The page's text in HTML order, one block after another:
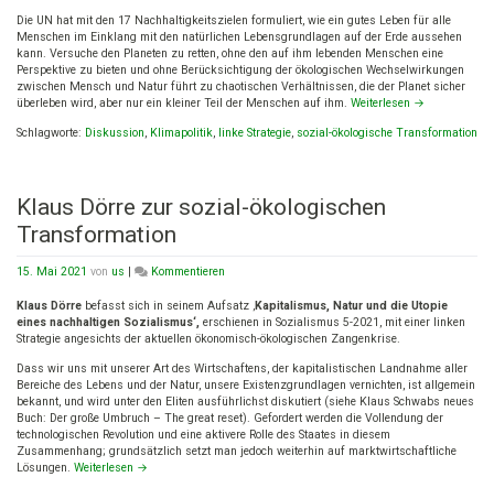
Die UN hat mit den 17 Nachhaltigkeitszielen formuliert, wie ein gutes Leben für alle
Menschen im Einklang mit den natürlichen Lebensgrundlagen auf der Erde aussehen
kann. Versuche den Planeten zu retten, ohne den auf ihm lebenden Menschen eine
Perspektive zu bieten und ohne Berücksichtigung der ökologischen Wechselwirkungen
zwischen Mensch und Natur führt zu chaotischen Verhältnissen, die der Planet sicher
überleben wird, aber nur ein kleiner Teil der Menschen auf ihm. Weiterlesen →
Schlagworte: Diskussion, Klimapolitik, linke Strategie, sozial-ökologische Transformation
Klaus Dörre zur sozial-ökologischen
Transformation
15. Mai 2021 von us Kommentieren
Dörre
zur
sozial-
Transformation
Klaus Dörre befasst sich in seinem Aufsatz ‚Kapitalismus, Natur und die Utopie
eines nachhaltigen Sozialismus‘, erschienen in Sozialismus 5-2021, mit einer linken
Strategie angesichts der aktuellen ökonomisch-ökologischen Zangenkrise.
Dass wir uns mit unserer Art des Wirtschaftens, der kapitalistischen Landnahme aller
Bereiche des Lebens und der Natur, unsere Existenzgrundlagen vernichten, ist allgemein
bekannt, und wird unter den Eliten ausführlichst diskutiert (siehe Klaus Schwabs neues
Buch: Der große Umbruch – The great reset). Gefordert werden die Vollendung der
technologischen Revolution und eine aktivere Rolle des Staates in diesem
Zusammenhang; grundsätzlich setzt man jedoch weiterhin auf marktwirtschaftliche
Lösungen. Weiterlesen →